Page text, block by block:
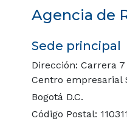
Agencia de
Sede principal
Dirección: Carrera
Centro empresarial
Bogotá D.C.
Código Postal: 110311